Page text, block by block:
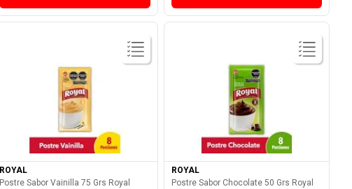
Ver Producto
ROYAL
Postre Sabor Vainilla 75 Grs Royal
Ver Producto
ROYAL
Postre Sabor Chocolate 50 Grs Royal